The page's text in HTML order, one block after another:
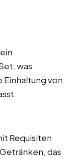
was
Einhaltung von
Requisiten
das